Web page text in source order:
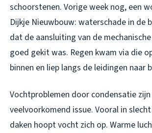
schoorstenen. Vorige week nog, een
Dijkje Nieuwbouw: waterschade in de
dat de aansluiting van de
goed gekit was. Regen kwam via die
binnen en liep langs de leidingen naar
Vochtproblemen door condensatie
veelvoorkomend issue. Vooral in
daken hoopt vocht zich op. Warme